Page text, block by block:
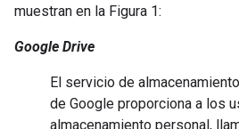
muestran en la Figura 1:
Google Drive
El servicio de
de Google proporciona a los
almacenamiento personal,